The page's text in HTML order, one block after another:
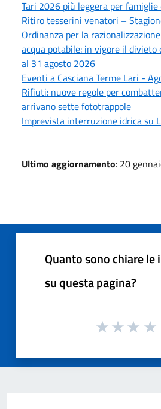
Tari 2026 più leggera per famiglie
Ritiro tesserini venatori –
Ordinanza per la
acqua potabile: in vigore il
al 31 agosto 2026
Eventi a Casciana Terme Lari -
Rifiuti: nuove regole per
arrivano sette fototrappole
Imprevista interruzione idrica su
Ultimo aggiornamento: 20
Quanto sono chiare
su questa pagina?